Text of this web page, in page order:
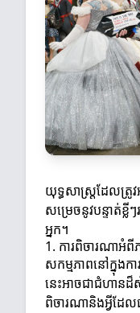
យុទ្ធសាស្ត្រដែលត្រូ
សម្រេចនូវបន្ទាត់
អ្នក។
1. ការពិចារណាអំពី
សកម្មភាពនៅក្នុងកា
នេះអាចជាជំហាន
ពិចារណានិងអ្វីដែ